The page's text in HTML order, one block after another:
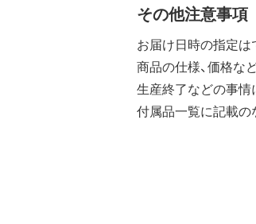
その他注意事項
お届け日時の指定は
商品の仕様、価格な
生産終了などの事情
付属品一覧に記載の